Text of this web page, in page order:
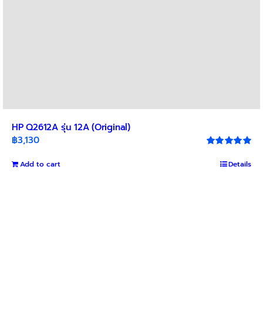
HP Q2612A รุ่น 12A (Original)
out of 5
฿3,130
Add to cart Details